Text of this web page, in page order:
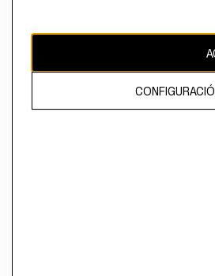
El contenido de esta página web está